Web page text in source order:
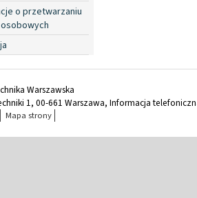
o przetwarzaniu
Warszawska
1, 00-661 Warszawa, Informacja
Mapa strony